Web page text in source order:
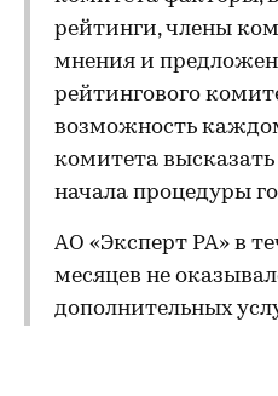
рейтинги, члены
мнения и
рейтингового
возможность
комитета
начала процедуры
АО «Эксперт РА» в
месяцев не
дополнительных